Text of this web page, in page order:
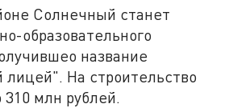
Солнечный станет
образовательного
название
лицей". На строительство
млн рублей.